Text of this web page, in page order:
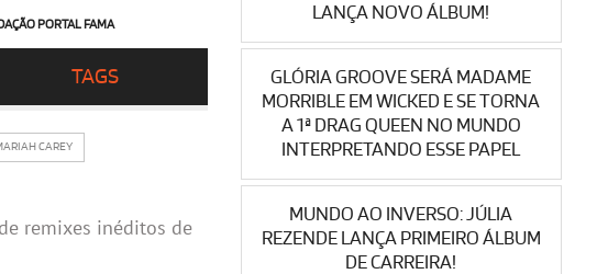
PORTAL FAMA
TAGS
CAREY
remixes inéditos de
LANÇA NOVO ÁLBUM!
GLÓRIA GROOVE SERÁ MADAME
MORRIBLE EM WICKED E SE TORNA
A 1ª DRAG QUEEN NO MUNDO
INTERPRETANDO ESSE PAPEL
MUNDO AO INVERSO: JÚLIA
REZENDE LANÇA PRIMEIRO ÁLBUM
DE CARREIRA!